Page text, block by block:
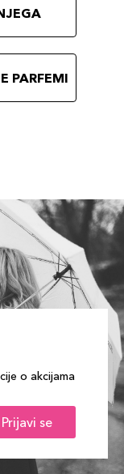
PARFEMI
o akcijama
Prijavi se